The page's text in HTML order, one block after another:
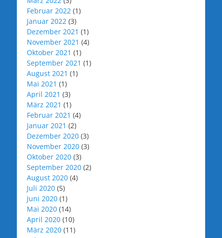
Februar 2022 (1)
Januar 2022 (3)
Dezember 2021 (1)
November 2021 (4)
Oktober 2021 (1)
September 2021 (1)
August 2021 (1)
Mai 2021 (1)
April 2021 (3)
März 2021 (1)
Februar 2021 (4)
Januar 2021 (2)
Dezember 2020 (3)
November 2020 (3)
Oktober 2020 (3)
September 2020 (2)
August 2020 (4)
Juli 2020 (5)
Juni 2020 (1)
Mai 2020 (14)
April 2020 (10)
März 2020 (11)